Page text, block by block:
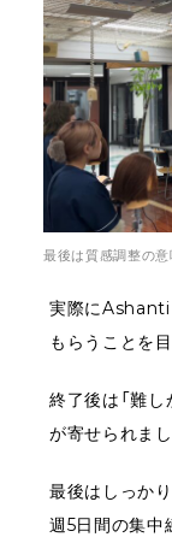
最後は質感調整の
実際に
もらうことを
終了後は「難
が寄せられまし
最後はしっか
週5日間の集中